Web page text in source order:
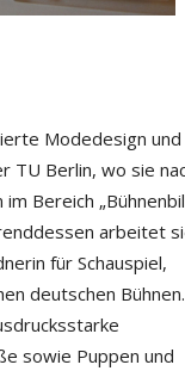
Modedesign und
TU Berlin, wo sie
Bereich
arbeitet
für Schauspiel,
deutschen Bühnen.
sowie Puppen und